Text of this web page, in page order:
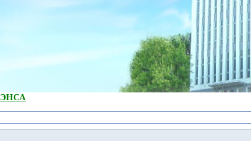
ЭНСА